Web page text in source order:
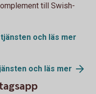
till Swish-
och läs mer
och läs mer